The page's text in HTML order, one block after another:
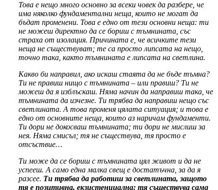
Това е нещо много основно за всеки човек да разбере, че
има няколко фундаментални неща, които не могат да
бъдат променени. Това е едно от тези основни неща: ти
не можеш директно да се бориш с тъмнината, със
страха от изолация. Причината е, че всичките тези
неща не съществуват; те са просто липсата на нещо,
точно така, както тъмнината е липсата на светлина.
Какво би направил, ако искаш стаята да не бъде тъмна?
Ти не правиш нищо с тъмнината – или правиш? Ти не
можеш да я изблъскаш. Няма начин да направиш така, че
тъмнината да изчезне. Ти трябва да направиш нещо със
светлината. А това променя цялата ситуация; и това е
едно от основните неща, които аз наричам фундаменти.
Ти дори не докосваш тъмнината; ти дори не мислиш за
нея. Няма смисъл; тя не съществува, тя просто е
отсъствие…
Ти може да се бориш с тъмнината цял живот и да не
успееш. А само една малка свещ е достатъчна, за да я
разсее. Ти трябва да работиш за светлината, защото
тя е позитивна, екзистенциална; тя съществува сама